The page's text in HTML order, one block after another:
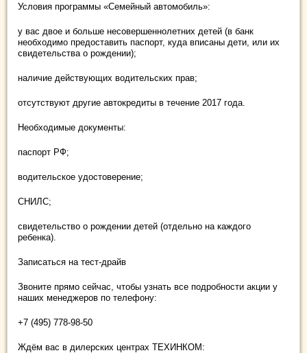
Условия программы «Семейный автомобиль»:
у вас двое и больше несовершеннолетних детей (в банк
необходимо предоставить паспорт, куда вписаны дети, или их
свидетельства о рождении);
наличие действующих водительских прав;
отсутствуют другие автокредиты в течение 2017 года.
Необходимые документы:
паспорт РФ;
водительское удостоверение;
СНИЛС;
свидетельство о рождении детей (отдельно на каждого
ребенка).
Записаться на тест-драйв
Звоните прямо сейчас, чтобы узнать все подробности акции у
наших менеджеров по телефону:
+7 (495) 778-98-50
Ждём вас в дилерских центрах ТЕХИНКОМ: